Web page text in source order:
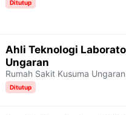
Ditutup
Ahli Teknologi
Ungaran
Rumah Sakit Kusuma Ungaran
Ditutup